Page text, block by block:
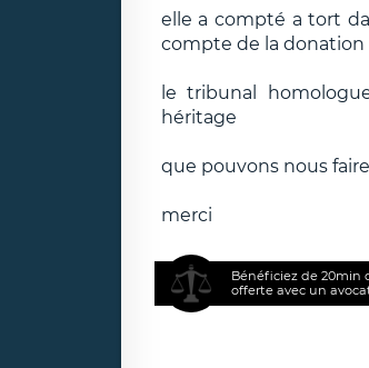
elle a compté a tort
compte de la donation
le tribunal
héritage
que pouvons nous
merci
Bénéficiez de 20min
offerte avec un